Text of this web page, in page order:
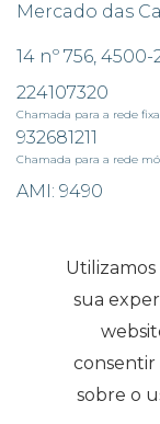
Mercado das
14 nº 756,
224107320
Chamada para a rede
932681211
Chamada para a rede
AMI: 9490
Pesquisas
sua
consentir
sobre o